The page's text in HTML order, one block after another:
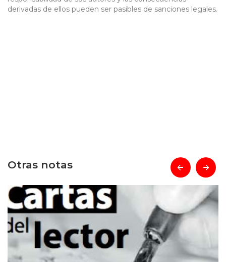
derivadas de ellos pueden ser pasibles de sanciones legales.
Otras notas prev next